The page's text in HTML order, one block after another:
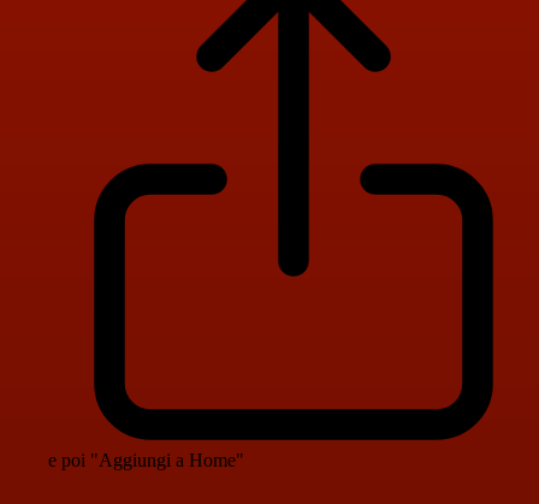
e poi "Aggiungi a Home"